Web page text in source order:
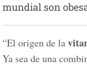
mundial son
“El origen de la
Ya sea de una